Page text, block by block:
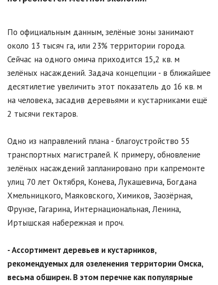
По официальным данным, зелёные зоны занимают
около 13 тысяч га, или 23% территории города.
Сейчас на одного омича приходится 15,2 кв. м
зелёных насаждений. Задача концепции - в ближайшее
десятилетие увеличить этот показатель до 16 кв. м
на человека, засадив деревьями и кустарниками ещё
2 тысячи гектаров.
Одно из направлений плана - благоустройство 55
транспортных магистралей. К примеру, обновление
зелёных насаждений запланировано при капремонте
улиц 70 лет Октября, Конева, Лукашевича, Богдана
Хмельницкого, Маяковского, Химиков, Заозёрная,
Фрунзе, Гагарина, Интернациональная, Ленина,
Иртышская набережная и проч.
- Ассортимент деревьев и кустарников,
рекомендуемых для озеленения территории Омска,
весьма обширен. В этом перечне как популярные